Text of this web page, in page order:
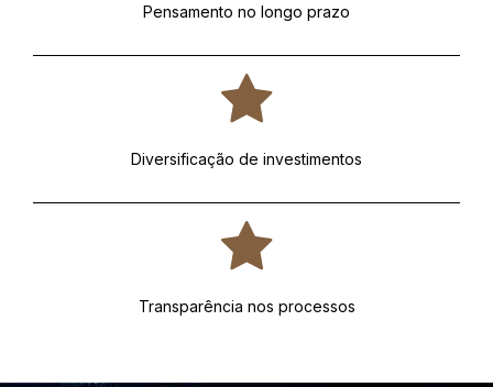
Pensamento no longo prazo
Diversificação de investimentos
Transparência nos processos